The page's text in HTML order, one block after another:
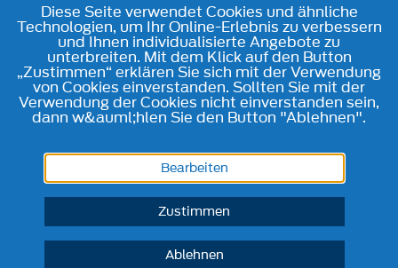
Diese Seite verwendet Cookies und ähnliche
Technologien, um Ihr Online-Erlebnis zu verbessern
und Ihnen individualisierte Angebote zu
unterbreiten. Mit dem Klick auf den Button
„Zustimmen“ erklären Sie sich mit der Verwendung
von Cookies einverstanden. Sollten Sie mit der
Verwendung der Cookies nicht einverstanden sein,
dann w&auml;hlen Sie den Button "Ablehnen".
Bearbeiten
Zustimmen
Ablehnen